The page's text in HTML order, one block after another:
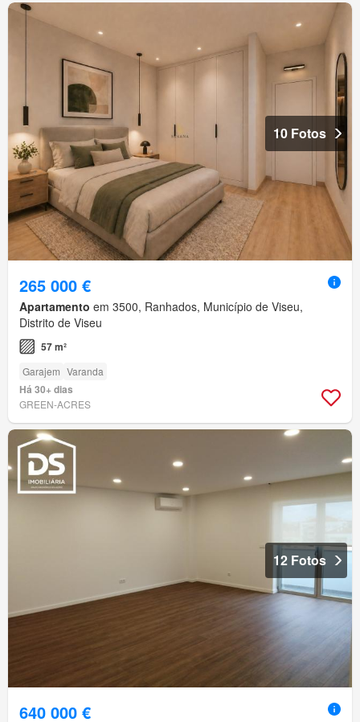
10 Fotos
265 000 €
Apartamento em 3500, Ranhados, Município de Viseu,
Distrito de Viseu
57 m²
Garajem Varanda
Há 30+ dias
GREEN-ACRES
12 Fotos
640 000 €